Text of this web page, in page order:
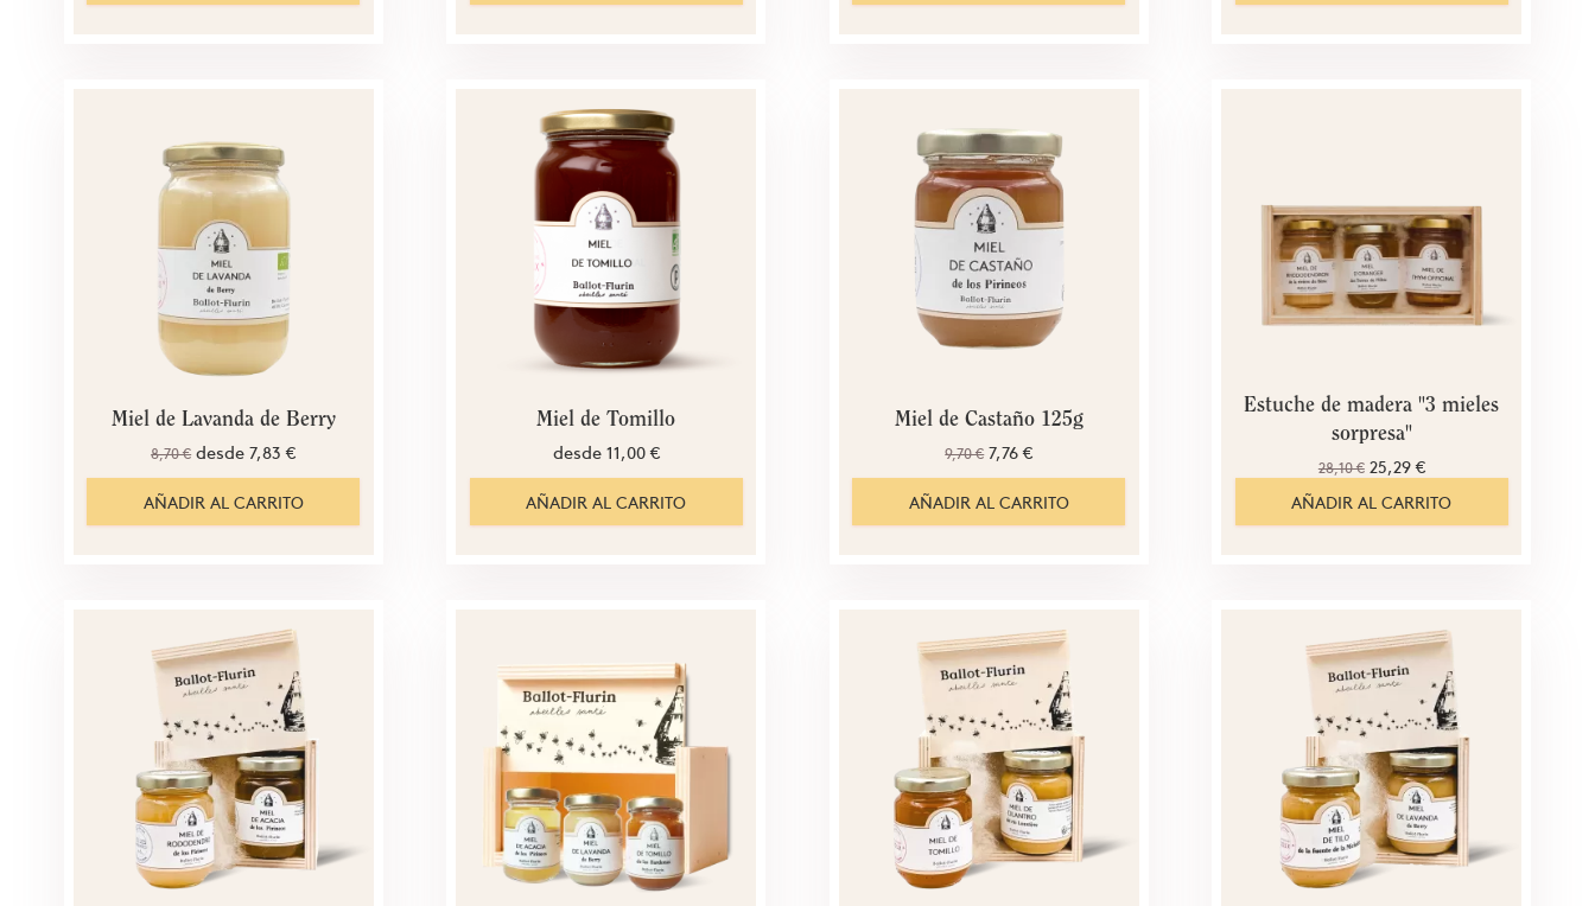
Miel de Lavanda de Berry
8,70 € desde 7,83 €
AÑADIR AL CARRITO
Miel de Tomillo
desde 11,00 €
AÑADIR AL CARRITO
Miel de Castaño 125g
9,70 € 7,76 €
AÑADIR AL CARRITO
Estuche de madera "3 mieles
sorpresa"
28,10 € 25,29 €
AÑADIR AL CARRITO